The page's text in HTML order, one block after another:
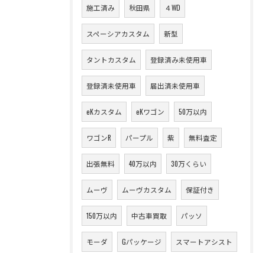
施工済み 秋田県 ４WD
スペーシアカスタム 新型
タントカスタム 登録済み未使用車
登録済未使用車 届出済未使用車
eKカスタム eKワゴン 50万以内
ワゴンR パープル 紫 無料査定
出張無料 40万以内 30万くらい
ムーヴ ムーヴカスタム 保証付き
150万以内 中古車買取 パッソ
モーダ Gパッケージ スマートアシスト